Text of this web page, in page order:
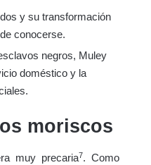
y su transformación
conocerse.
negros, Muley
doméstico y la
moriscos
muy precaria7. Como